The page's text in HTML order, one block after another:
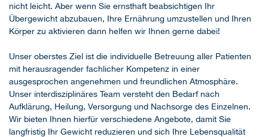
nicht leicht. Aber wenn Sie ernsthaft beabsichtigen Ihr
Übergewicht abzubauen, Ihre Ernährung umzustellen und Ihren
Körper zu aktivieren dann helfen wir Ihnen gerne dabei!
Unser oberstes Ziel ist die individuelle Betreuung aller Patienten
mit herausragender fachlicher Kompetenz in einer
ausgesprochen angenehmen und freundlichen Atmosphäre.
Unser interdisziplinäres Team versteht den Bedarf nach
Aufklärung, Heilung, Versorgung und Nachsorge des Einzelnen.
Wir bieten Ihnen hierfür verschiedene Angebote, damit Sie
langfristig Ihr Gewicht reduzieren und sich Ihre Lebensqualität